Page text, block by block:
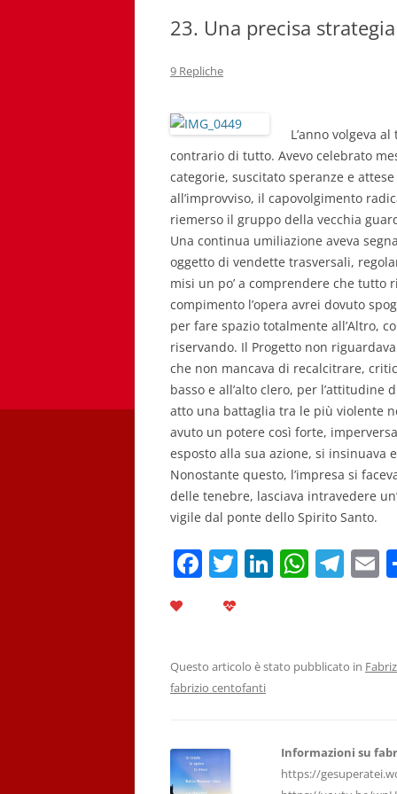
23. Una precisa strategia
9 Repliche
L’anno volgeva
contrario di tutto. Avevo celebrato
categorie, suscitato speranze e
all’improvviso, il capovolgimento
riemerso il gruppo della vecchia
Una continua umiliazione aveva
oggetto di vendette trasversali,
misi un po’ a comprendere che
compimento l’opera avrei dovuto
per fare spazio totalmente all’Altro,
riservando. Il Progetto non
che non mancava di recalcitrare,
basso e all’alto clero, per
atto una battaglia tra le più violente
avuto un potere così forte,
esposto alla sua azione, si insinuava
Nonostante questo, l’impresa si
delle tenebre, lasciava intravedere
vigile dal ponte dello Spirito Santo.
F
b
o
k
T Li
dI
W
A
T
a
E
Questo articolo è stato pubblicato in
fabrizio centofanti
Informazioni su
https://